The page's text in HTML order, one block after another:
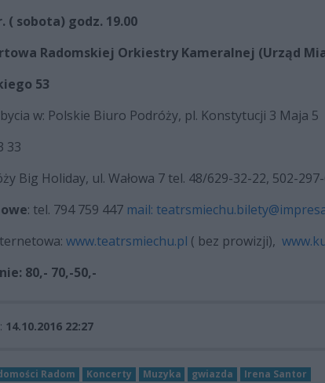
( sobota) godz. 19.00
Radomskiej Orkiestry Kameralnej (Urząd
53
w: Polskie Biuro Podróży, pl. Konstytucji 3 Maja 5
33
Big Holiday, ul. Wałowa 7 tel. 48/629-32-22, 502-
: tel. 794 759 447 mail:
www.teatrsmiechu.pl ( bez prowizji),
80,- 70,-50,-
14.10.2016 22:27
Radom Koncerty Muzyka gwiazda Irena Santor